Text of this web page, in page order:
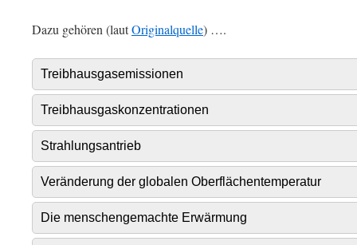
Dazu gehören (lautOriginalquelle) ….
Treibhausgasemissionen
Treibhausgaskonzentrationen
Strahlungsantrieb
Veränderung der globalen Oberflächentemperatur
Die menschengemachte Erwärmung